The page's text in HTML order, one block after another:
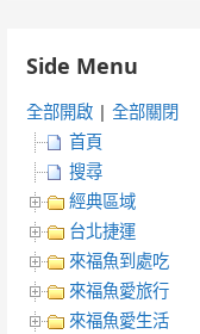
Side Menu
全部開啟 |全部關閉
首頁
搜尋
經典區域
台北捷運
來福魚到處吃
來福魚愛旅行
來福魚愛生活